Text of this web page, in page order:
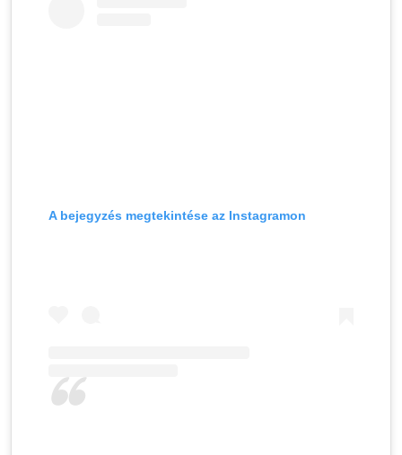
A bejegyzés megtekintése az Instagramon